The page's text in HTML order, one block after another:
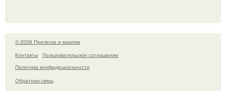
© 2026 Прическа и макияж
Контакты
Пользовательское соглашение
Политика конфидециальности
Обратная связь